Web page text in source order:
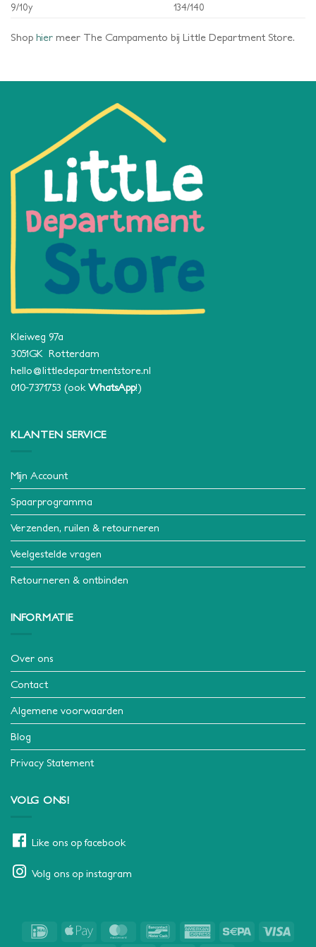
9/10y
134/140
Shop hier meer The Campamento bij Little Department Store.
Kleiweg 97a
3051GK Rotterdam
hello@littledepartmentstore.nl
010-7371753 (ookWhatsApp!)
KLANTEN SERVICE
Mijn Account
Spaarprogramma
Verzenden, ruilen & retourneren
Veelgestelde vragen
Retourneren & ontbinden
INFORMATIE
Over ons
Contact
Algemene voorwaarden
Blog
Privacy Statement
VOLG ONS!
Like ons op facebook
Volg ons op instagram
IDeal
Apple
MasterCardBancontact American Sepa